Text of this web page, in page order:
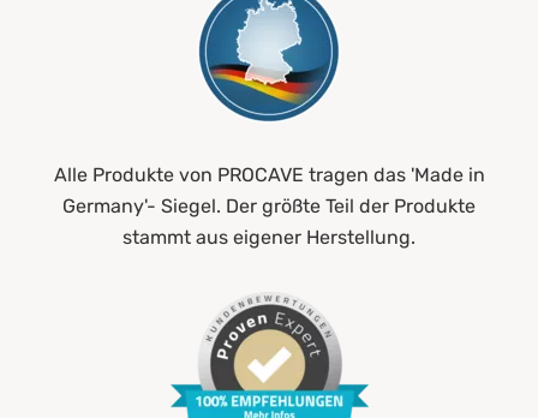
Alle Produkte von PROCAVE tragen das 'Made in
Germany'- Siegel. Der größte Teil der Produkte
stammt aus eigener Herstellung.